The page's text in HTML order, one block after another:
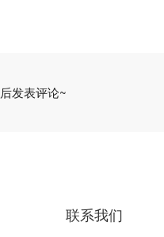
后发表评论~
联系我们